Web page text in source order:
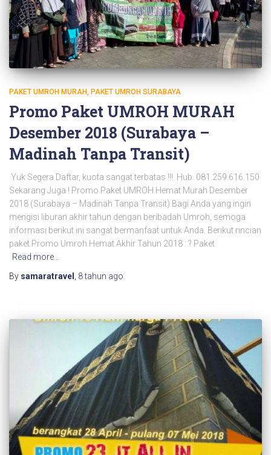
PAKET UMROH MURAH PAKET UMROH SURABAYA
Promo Paket UMROH MURAH
Desember 2018 (Surabaya –
Madinah Tanpa Transit)
Yuk Segera Daftar, kuota sangat terbatas !!! Hub. 081.259.616.150
Sekarang Juga ! Promo Paket UMROH Hemat Murah Desember
2018 (Surabaya – Madinah Tanpa Transit) Bagi Anda yang ingin
mengisi liburan akhir tahun dengan beribadah Umroh, semoga
informasi berikut ini sangat bermanfaat untuk Anda. Berikut rincian
paket Promo Umroh Hemat Akhir Tahun 2018 : ? Paket
Read more…
By samaratravel 8 tahun ago